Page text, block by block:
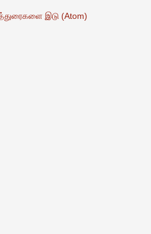
இடு (Atom)